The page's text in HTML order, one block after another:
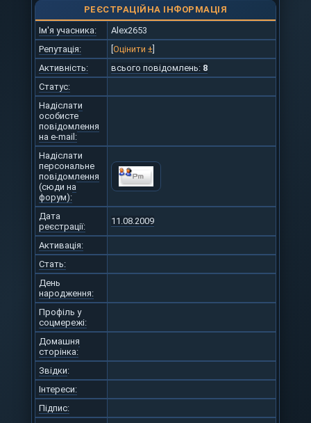
РЕЄСТРАЦІЙНА ІНФОРМАЦІЯ
Ім'я учасника:
Alex2653
Репутація:
Оцінити ±]
Активність:
всього повідомлень: 8
Статус:
Надіслати
особисте
повідомлення
на e-mail:
Надіслати
персональне
повідомлення
(сюди на
форум):
Дата
реєстрації:
11.08.2009
Активація:
Стать:
День
народження:
Профіль у
соцмережі:
Домашня
сторінка:
Звідки:
Інтереси:
Підпис: